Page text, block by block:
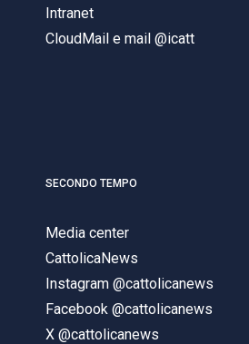
Intranet
CloudMail e mail @icatt
SECONDO TEMPO
Media center
CattolicaNews
Instagram @cattolicanews
Facebook @cattolicanews
X @cattolicanews